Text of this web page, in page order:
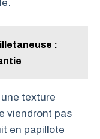
:
texture
viendront pas
en papillote